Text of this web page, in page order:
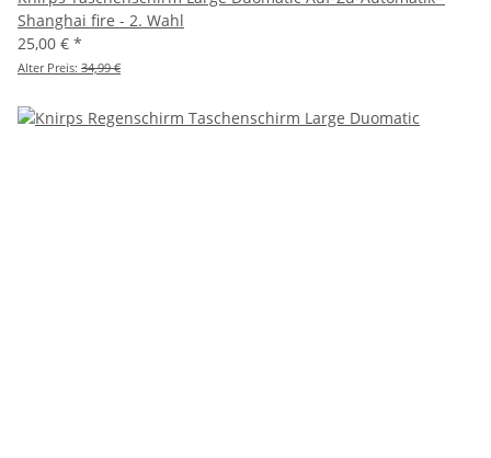
Shanghai fire - 2. Wahl
25,00 € *
Alter Preis: 34,99 €